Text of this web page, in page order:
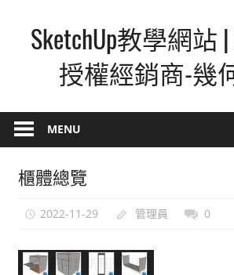
contentSketchUp教學網站 |
授權經銷商-幾
–
最
覺
方
MENU
櫃體總覽
2022-11-29 管理員 0